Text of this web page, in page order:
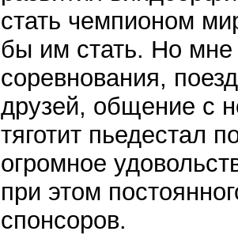
стать чемпионом
бы им стать. Но мне
соревнования,
друзей, общение с
тяготит пьедестал
огромное
при этом
спонсоров.